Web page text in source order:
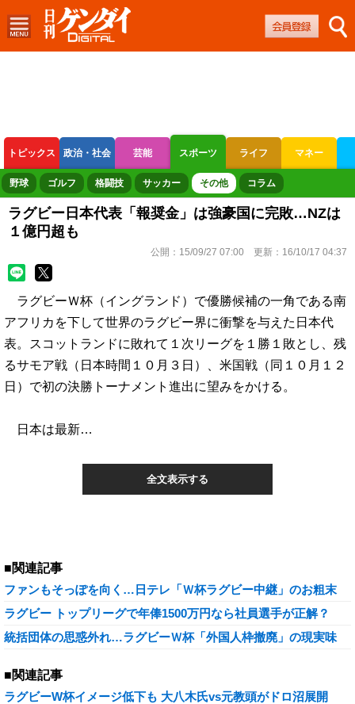
トピックス 政治・社会 芸能 スポーツ ライフ マネー
ボートレース 競輪 オートレース
野球 ゴルフ 格闘技 サッカー その他 コラム
ラグビー日本代表「報奨金」は強豪国に完敗…NZは
１億円超も
公開： 15/09/27 07:00 更新： 16/10/17 04:37
ラグビーＷ杯（イングランド）で優勝候補の一角である南
アフリカを下して世界のラグビー界に衝撃を与えた日本代
表。スコットランドに敗れて１次リーグを１勝１敗とし、残
るサモア戦（日本時間１０月３日）、米国戦（同１０月１２
日）で初の決勝トーナメント進出に望みをかける。
日本は最新…
全文表示する
■関連記事
ファンもそっぽを向く…日テレ「Ｗ杯ラグビー中継」のお粗末
ラグビー トップリーグで年俸1500万円なら社員選手が正解？
統括団体の思惑外れ…ラグビーＷ杯「外国人枠撤廃」の現実味
■関連記事
ラグビーW杯イメージ低下も 大八木氏vs元教頭がドロ沼展開